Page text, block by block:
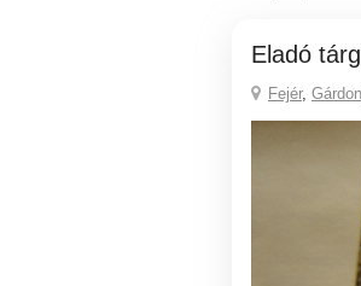
Eladó
Fejér,